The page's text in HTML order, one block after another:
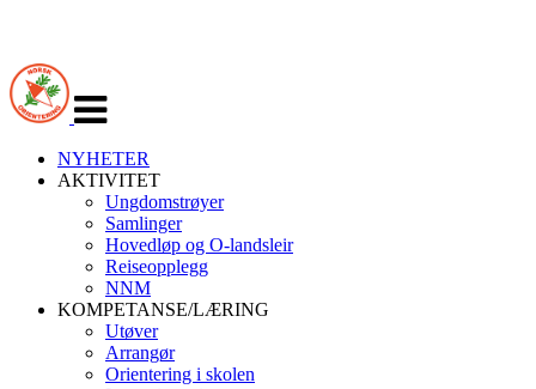
navigasjon
NYHETER
AKTIVITET
Ungdomstrøyer
Samlinger
Hovedløp og O-landsleir
Reiseopplegg
NNM
KOMPETANSE/LÆRING
Utøver
Arrangør
Orientering i skolen